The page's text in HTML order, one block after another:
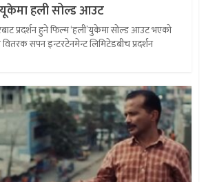
यूकेमा हली सोल्ड आउट
प्रदर्शन हुने फिल्म ‘हली’युकेमा सोल्ड आउट भएको
वितरक सपन इन्टरटेनमेन्ट लिमिटेडबीच प्रदर्शन